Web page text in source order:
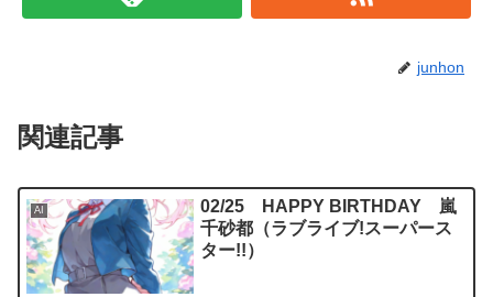
junhon
関連記事
AI
02/25 HAPPY BIRTHDAY 嵐
千砂都（ラブライブ!スーパース
ター!!）